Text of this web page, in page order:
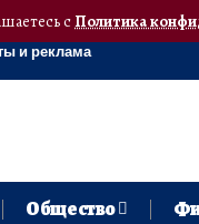
сПолитика
и реклама
Общество